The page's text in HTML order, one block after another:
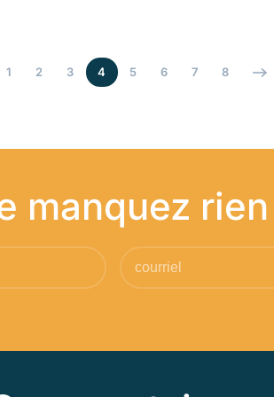
1 2 3 4 5 6 7 8
manquez rien